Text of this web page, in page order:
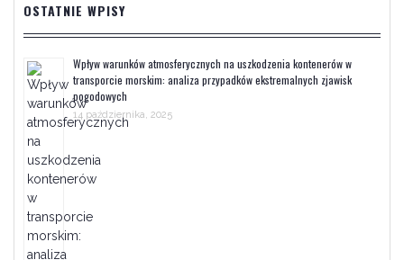
OSTATNIE WPISY
Wpływ warunków atmosferycznych na uszkodzenia kontenerów w
transporcie morskim: analiza przypadków ekstremalnych zjawisk
pogodowych
14 października, 2025